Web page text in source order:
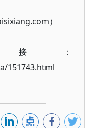
）
：
151743.html